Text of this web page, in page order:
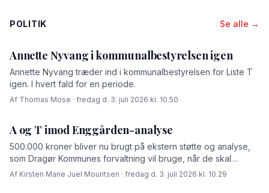
POLITIK Se alle →
Annette Nyvang i kommunalbestyrelsen igen
Annette Nyvang træder ind i kommunalbestyrelsen for Liste T
igen. I hvert fald for en periode.
Af Thomas Mose · fredag d. 3. juli 2026 kl. 10.50
A og T imod Enggården-analyse
500.000 kroner bliver nu brugt på ekstern støtte og analyse,
som Dragør Kommunes forvaltning vil bruge, når de skal
forhandle med OK-fonden om en driftsoverenskomst for
Af Kirsten Marie Juel Mouritsen · fredag d. 3. juli 2026 kl. 10.29